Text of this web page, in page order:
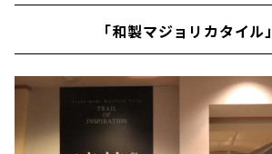
プへ参加もできます。イタリ
併設しているので、丸1日家
ージアム」を徹底レポートします！
ogle =
編では、「世界のタイル博
「和製マジョリカタイル